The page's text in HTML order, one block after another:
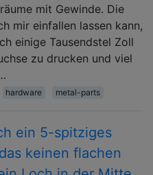
mit Gewinde. Die
mir einfallen lassen kann,
einige Tausendstel Zoll
zu drucken und viel
hardware metal-parts
ein 5-spitziges
keinen flachen